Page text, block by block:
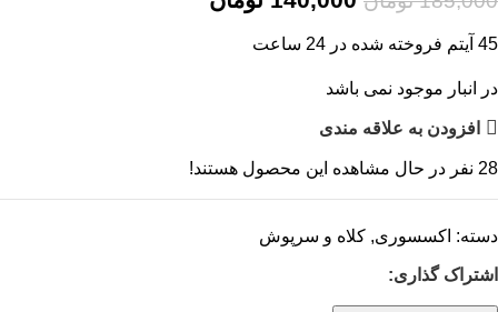
45 آیتم فروخته شده در 24 ساعت
در انبار موجود نمی باشد
افزودن به علاقه مندی
28 نفر در حال مشاهده این محصول هستند!
دسته: اکسسوری, کلاه و سرپوش
اشتراک گذاری: